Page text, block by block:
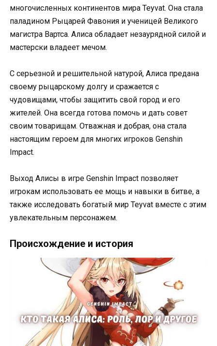
многочисленных континентов мира Teyvat. Она стала
паладином Рыцарей Фавония и ученицей Великого
магистра Вартса. Алиса обладает незаурядной силой и
мастерски владеет мечом.
С серьезной и решительной натурой, Алиса предана
своему рыцарскому долгу и сражается с
чудовищами, чтобы защитить свой город и его
жителей. Она всегда готова помочь и дать совет
своим товарищам. Отважная и добрая, она стала
настоящим героем для многих игроков Genshin
Impact.
Выход Алисы в игре Genshin Impact позволяет
игрокам использовать ее мощь и навыки в битве, а
также исследовать богатый мир Teyvat вместе с этим
увлекательным персонажем.
Происхождение и история